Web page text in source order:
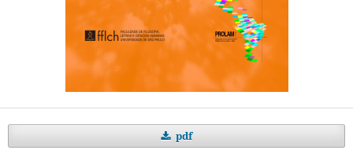
pdf